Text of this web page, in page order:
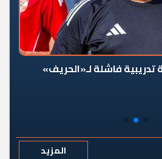
تدريبية فاشلة لـ«الحريف»
المزيد